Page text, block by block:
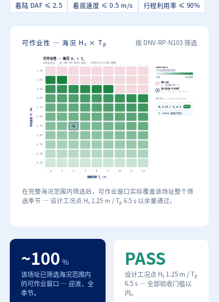
着陆 DAF ≤ 2.5 着底速度 ≤ 0.5 m/s 行程利用率 ≤ 90%
可作业性 — 海况 Hs × Tp 按 DNV-RP-N103 筛选
可作业性 — 海况 Hs × Tp
可作业海况 · 按 DNV-RP-N103 筛选 · CONSTELLATION 建模
4 5 6 7 8 9 10 11 12
3.50
3.00
2.50
2.00
1.75
1.50
1.25
1.00
0.75
0.50
0.25
谱峰周期 Tp(s)
有
效
波
高
H
(m)
WORKABLE
与作业限值的接近程度
余量 接近限值
NO-GO
H s超出截止值(Tp )
DESIGN POINT
H s1.25 m · Tp6.5 s
截止值(Tp) = 3.15 − 0.11·(Tp−4)
Hs 1.25 / Tp 6.5 PASS
~100%该场址可作业
在完整海况范围内筛选后，可作业窗口实际覆盖该场址整个筛
选季节 — 设计工况点 Hs 1.25 m / Tp 6.5 s 以余量通过。
~100 %
该场址已筛选海况范围内
的可作业窗口 — 迎浪，全
季节。
PASS
设计工况点 Hs 1.25 m / Tp
6.5 s — 全部验收门槛以
内。